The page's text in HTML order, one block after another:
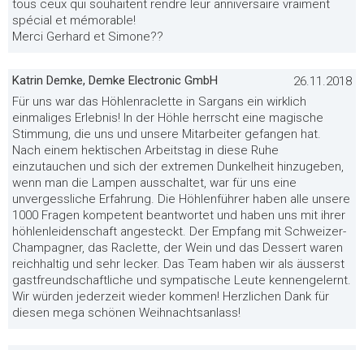
tous ceux qui souhaitent rendre leur anniversaire vraiment
spécial et mémorable!
Merci Gerhard et Simone??
Katrin Demke, Demke Electronic GmbH
26.11.2018
Für uns war das Höhlenraclette in Sargans ein wirklich
einmaliges Erlebnis! In der Höhle herrscht eine magische
Stimmung, die uns und unsere Mitarbeiter gefangen hat.
Nach einem hektischen Arbeitstag in diese Ruhe
einzutauchen und sich der extremen Dunkelheit hinzugeben,
wenn man die Lampen ausschaltet, war für uns eine
unvergessliche Erfahrung. Die Höhlenführer haben alle unsere
1000 Fragen kompetent beantwortet und haben uns mit ihrer
höhlenleidenschaft angesteckt. Der Empfang mit Schweizer-
Champagner, das Raclette, der Wein und das Dessert waren
reichhaltig und sehr lecker. Das Team haben wir als äusserst
gastfreundschaftliche und sympatische Leute kennengelernt.
Wir würden jederzeit wieder kommen! Herzlichen Dank für
diesen mega schönen Weihnachtsanlass!